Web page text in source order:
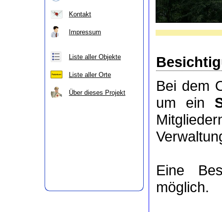
Kontakt
Impressum
Liste aller Objekte
Liste aller Orte
Über dieses Projekt
Bei dem
um ein
Eine
möglich.